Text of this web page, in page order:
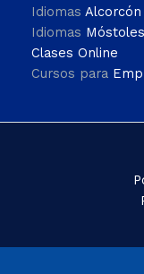
Idiomas Alcorcón
Idiomas Móstoles
Clases Online
Cursos para